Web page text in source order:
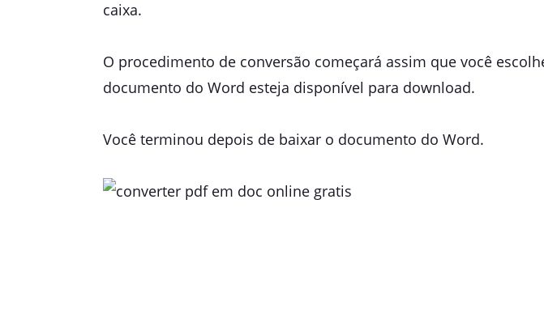
caixa.
O procedimento de conversão começará assim que você
documento do Word esteja disponível para download.
Você terminou depois de baixar o documento do Word.